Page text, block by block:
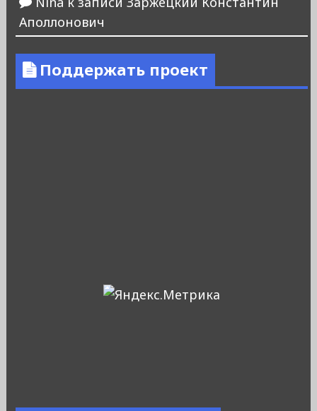
Аполлонович
Поддержать проект